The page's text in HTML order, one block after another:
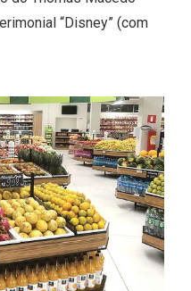
“Disney” (com